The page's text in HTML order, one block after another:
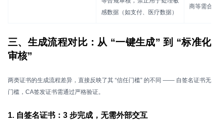
感数据（如支付、医疗数据）
商等需合
三、生成流程对比：从 “一键生成” 到 “标准化
审核”
两类证书的生成流程差异，直接反映了其 “信任门槛” 的不同 —— 自签名证书无
门槛，CA签发证书需通过严格验证。
1. 自签名证书：3 步完成，无需外部交互